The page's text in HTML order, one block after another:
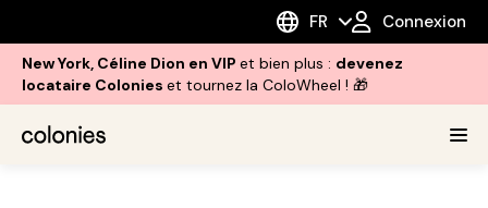
FR Connexion
New York, Céline Dion en VIP et bien plus : devenez
locataire Colonies et tournez la ColoWheel ! 🎁